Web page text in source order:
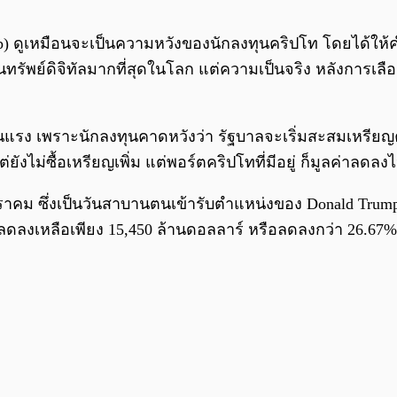
ดูเหมือนจะเป็นความหวังของนักลงทุนคริปโท โดยได้
รัพย์ดิจิทัลมากที่สุดในโลก แต่ความเป็นจริง หลังการเ
รง เพราะนักลงทุนคาดหวังว่า รัฐบาลจะเริ่มสะสมเหรี
ยังไม่ซื้อเหรียญเพิ่ม แต่พอร์ตคริปโทที่มีอยู่ ก็มูลค่าลดลง
คม ซึ่งเป็นวันสาบานตนเข้ารับตำแหน่งของ Donald
เหลือเพียง 15,450 ล้านดอลลาร์ หรือลดลงกว่า 26.67%